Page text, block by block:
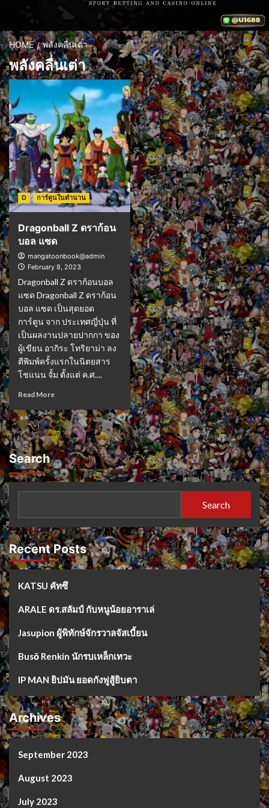
HOME พลังคลื่นเต่า
พลังคลื่นเต่า
D การ์ตูนในตำนาน
Dragonball Z ดราก้อน
บอล แซด
mangatoonbook@admin
February 8, 2023
Dragonball Z ดราก้อนบอล
แซด Dragonball Z ดราก้อน
บอล แซด เป็นสุดยอด
การ์ตูน จาก ประเทศญี่ปุ่น ที่
เป็นผลงานปลายปากกา ของ
ผู้เขียน อากิระ โทริยาม่า ลง
ตีพิมพ์ครั้งแรกในนิตยสาร
โชแนน จั้ม ตั้งแต่ ค.ศ....
Read More
Search
Search
Recent Posts
KATSU คัทซึ
ARALE ดร.สลัมป์ กับหนูน้อยอาราเล่
Jasupion ผู้พิทักษ์จักรวาลจัสเบี้ยน
Busō Renkin นักรบเหล็กเทวะ
IP MAN ยิปมัน ยอดกังฟูสู้ยิบตา
Archives
September 2023
August 2023
July 2023